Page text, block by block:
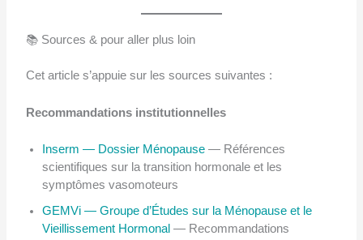
📚 Sources & pour aller plus loin
Cet article s’appuie sur les sources suivantes :
Recommandations institutionnelles
Inserm — Dossier Ménopause— Références
scientifiques sur la transition hormonale et les
symptômes vasomoteurs
GEMVi — Groupe d’Études sur la Ménopause et le
Vieillissement Hormonal — Recommandations